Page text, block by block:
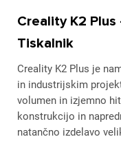
Creality K2
Tiskalnik
Creality K2 Plus je
in industrijskim
volumen in izjemno
konstrukcijo in
natančno izdelavo